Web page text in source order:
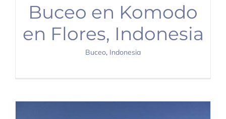
Buceo en Komodo
en Flores, Indonesia
Buceo, Indonesia